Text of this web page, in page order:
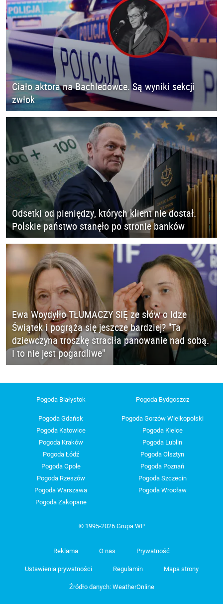
Ciało aktora na Bachledówce. Są wyniki sekcji
zwłok
Odsetki od pieniędzy, których klient nie dostał.
Polskie państwo stanęło po stronie banków
Ewa Woydyłło TŁUMACZY SIĘ ze słów o Idze
Świątek i pogrąża się jeszcze bardziej? "Ta
dziewczyna troszkę straciła panowanie nad sobą.
I to nie jest pogardliwe"
Pogoda Białystok Pogoda Bydgoszcz
Pogoda Gdańsk
Pogoda Gorzów Wielkopolski
Pogoda Katowice
Pogoda Kielce
Pogoda Kraków
Pogoda Lublin
Pogoda Łódź
Pogoda Olsztyn
Pogoda Opole
Pogoda Poznań
Pogoda Rzeszów
Pogoda Szczecin
Pogoda Warszawa
Pogoda Wrocław
Pogoda Zakopane
© 1995-2026 Grupa WP
Reklama O nas Prywatność
Ustawienia prywatności Regulamin Mapa strony
Źródło danych: WeatherOnline